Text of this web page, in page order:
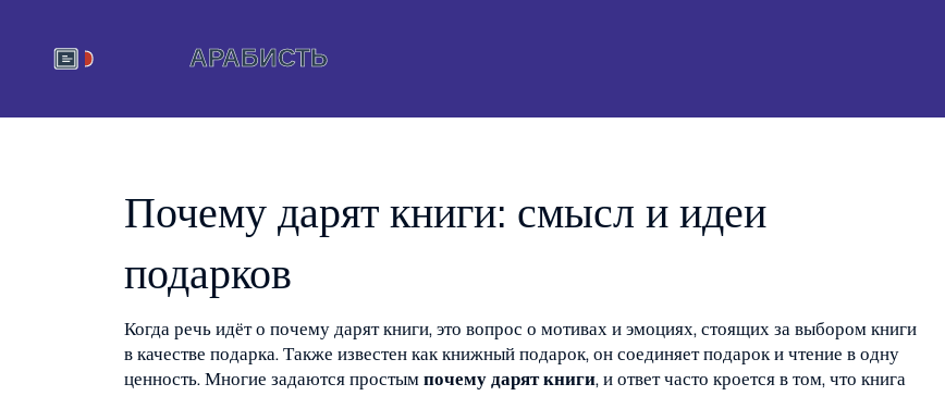
Почему дарят книги: смысл и идеи
подарков
Когда речь идёт о почему дарят книги, это вопрос о мотивах и эмоциях, стоящих за выбором книги
в качестве подарка. Также известен как книжный подарок, он соединяет подарок и чтение в одну
ценность. Многие задаются простым почему дарят книги, и ответ часто кроется в том, что книга